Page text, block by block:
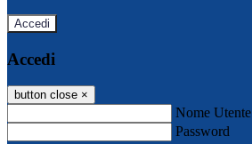
Accedi
Accedi
button close ×
Nome Utente
Password